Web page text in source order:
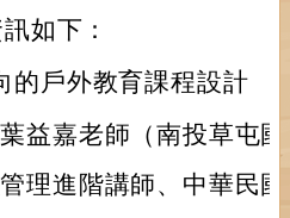
如下：
的戶外教育課程設計
益嘉老師（南投草屯
理進階講師、中華民